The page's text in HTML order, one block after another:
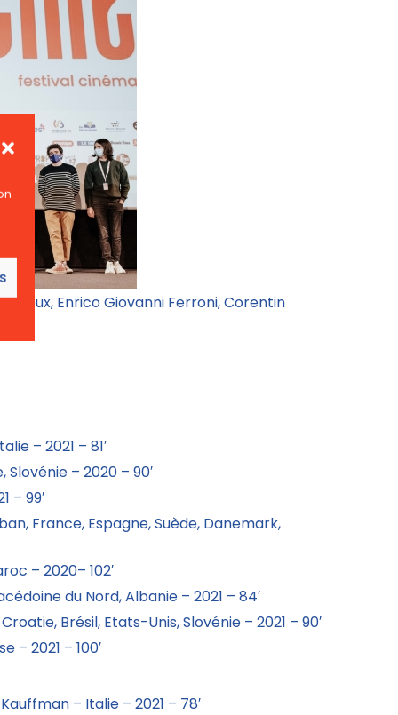
Enrico Giovanni Ferroni, Corentin
– 2021 – 81′
– 2020 – 90′
– 99′
France, Espagne, Suède, Danemark,
– 2020– 102′
du Nord, Albanie – 2021 – 84′
Brésil, Etats-Unis, Slovénie – 2021 – 90′
– 2021 – 100′
– Italie – 2021 – 78′